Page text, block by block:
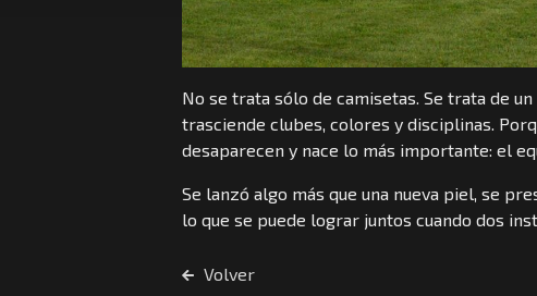
No se trata sólo de camisetas. Se trata de
trasciende clubes, colores y disciplinas.
desaparecen y nace lo más importante: el
Se lanzó algo más que una nueva piel, se
lo que se puede lograr juntos cuando dos
Volver